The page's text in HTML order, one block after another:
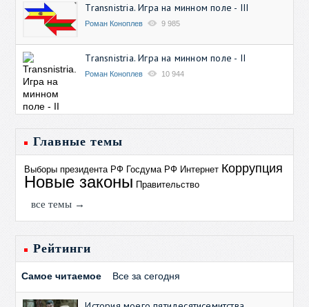
Transnistria. Игра на минном поле - III
Роман Коноплев 9 985
Transnistria. Игра на минном поле - II
Роман Коноплев 10 944
Главные темы
Выборы президента РФ Госдума РФ Интернет Коррупция
Новые законы Правительство
все темы →
Рейтинги
Самое читаемое Все за сегодня